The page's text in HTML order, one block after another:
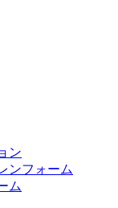
ン
ンフォーム
ム